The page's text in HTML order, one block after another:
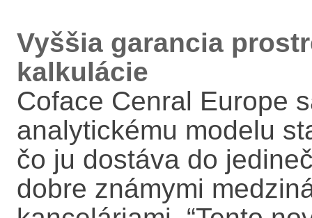
Vyššia garancia
kalkulácie
Coface Cenral Europe
analytickému modelu
čo ju dostáva do
dobre známymi